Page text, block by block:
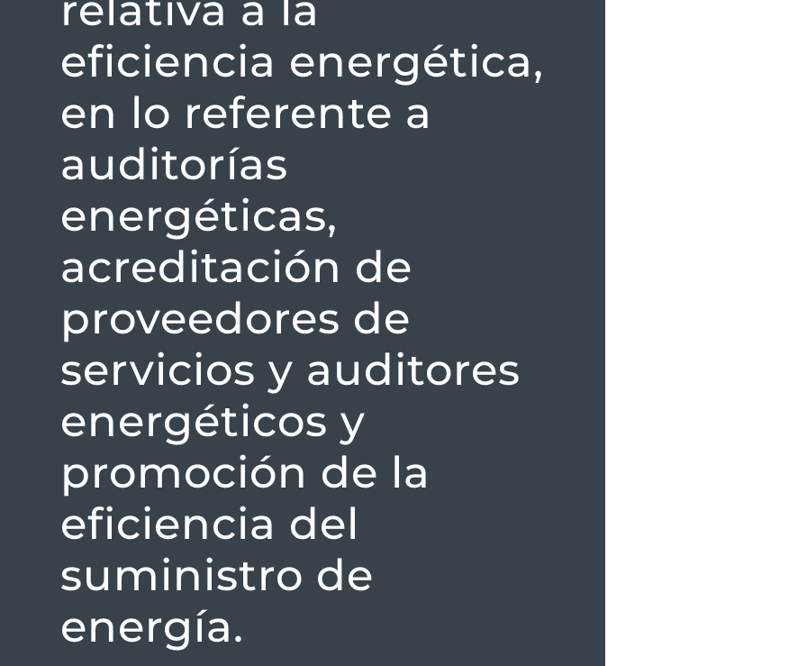
eficiencia energética,
en lo referente a
auditorías
energéticas,
acreditación de
proveedores de
servicios y auditores
energéticos y
promoción de la
eficiencia del
suministro de
energía.